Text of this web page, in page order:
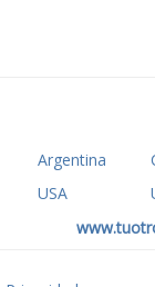
Argentina
USA